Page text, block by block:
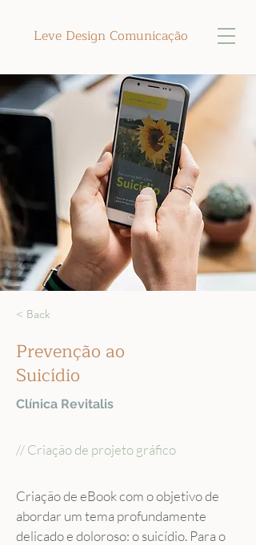
Leve Design Comunicação
< Back
Prevenção ao
Suicídio
Clínica Revitalis
// Criação de projeto gráfico
Criação de eBook com o objetivo de
abordar um tema profundamente
delicado e doloroso: o suicídio. Para o